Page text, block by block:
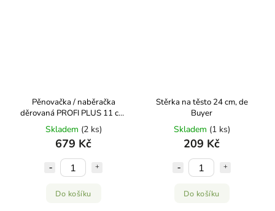
Pěnovačka / naběračka
děrovaná PROFI PLUS 11 cm,
WMF
Skladem (2 ks)
679 Kč
Do košíku
Stěrka na těsto 24 cm, de
Buyer
Skladem (1 ks)
209 Kč
Do košíku